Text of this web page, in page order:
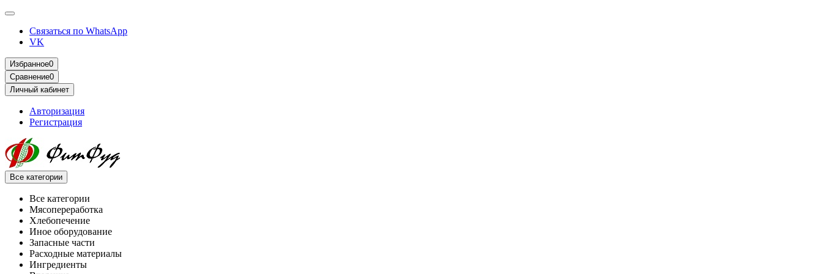
Связаться по WhatsApp
VK
Избранное0
Сравнение0
Личный кабинет
Авторизация
Регистрация
Все категории
Все категории
Мясопереработка
Хлебопечение
Иное оборудование
Запасные части
Расходные материалы
Ингредиенты